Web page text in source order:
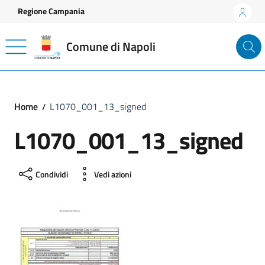
Vai ai contenuti
Vai al footer
Regione Campania
Comune di Napoli
Home L1070_001_13_signed
L1070_001_13_signed
Condividi Vedi azioni